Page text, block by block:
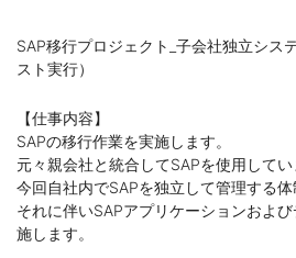
SAP移行プロジェクト_子会社独立シス
スト実行）
【仕事内容】
SAPの移行作業を実施します。
元々親会社と統合してSAPを使用してい
今回自社内でSAPを独立して管理する体
それに伴いSAPアプリケーションおよ
施します。